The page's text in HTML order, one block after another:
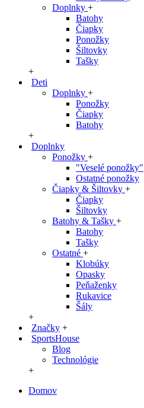
Doplnky +
Batohy
Čiapky
Ponožky
Šiltovky
Tašky
+
Deti
Doplnky +
Ponožky
Čiapky
Batohy
+
Doplnky
Ponožky +
"Veselé ponožky"
Ostatné ponožky
Čiapky & Šiltovky +
Čiapky
Šiltovky
Batohy & Tašky +
Batohy
Tašky
Ostatné +
Klobúky
Opasky
Peňaženky
Rukavice
Šály
+
Značky +
SportsHouse
Blog
Technológie
+
Domov